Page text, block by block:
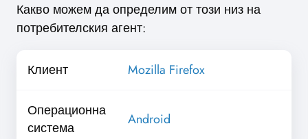
Какво можем да определим от този низ на
потребителския агент:
Клиент Mozilla Firefox
Операционна
система
Android